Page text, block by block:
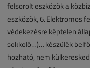
felsorolt eszközök a
eszközök, 6. Elektromos
védekezésre képtelen
sokkoló…)… készülék
hozható, nem